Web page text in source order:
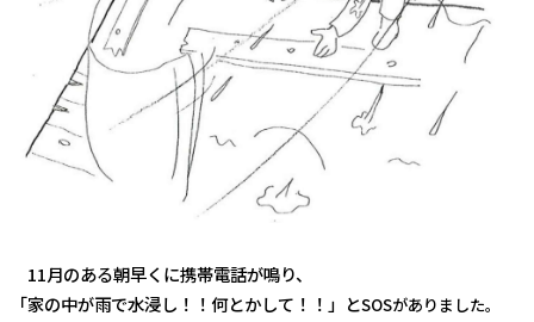
11月のある朝早くに携帯電話が鳴り、
「家の中が雨で水浸し！！何とかして！！」とSOSがありました。